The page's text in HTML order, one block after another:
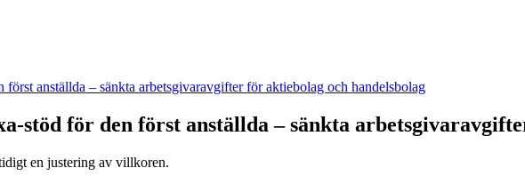
anställda – sänkta arbetsgivaravgifter för aktiebolag och handelsbolag
stöd för den först anställda – sänkta
en justering av villkoren.